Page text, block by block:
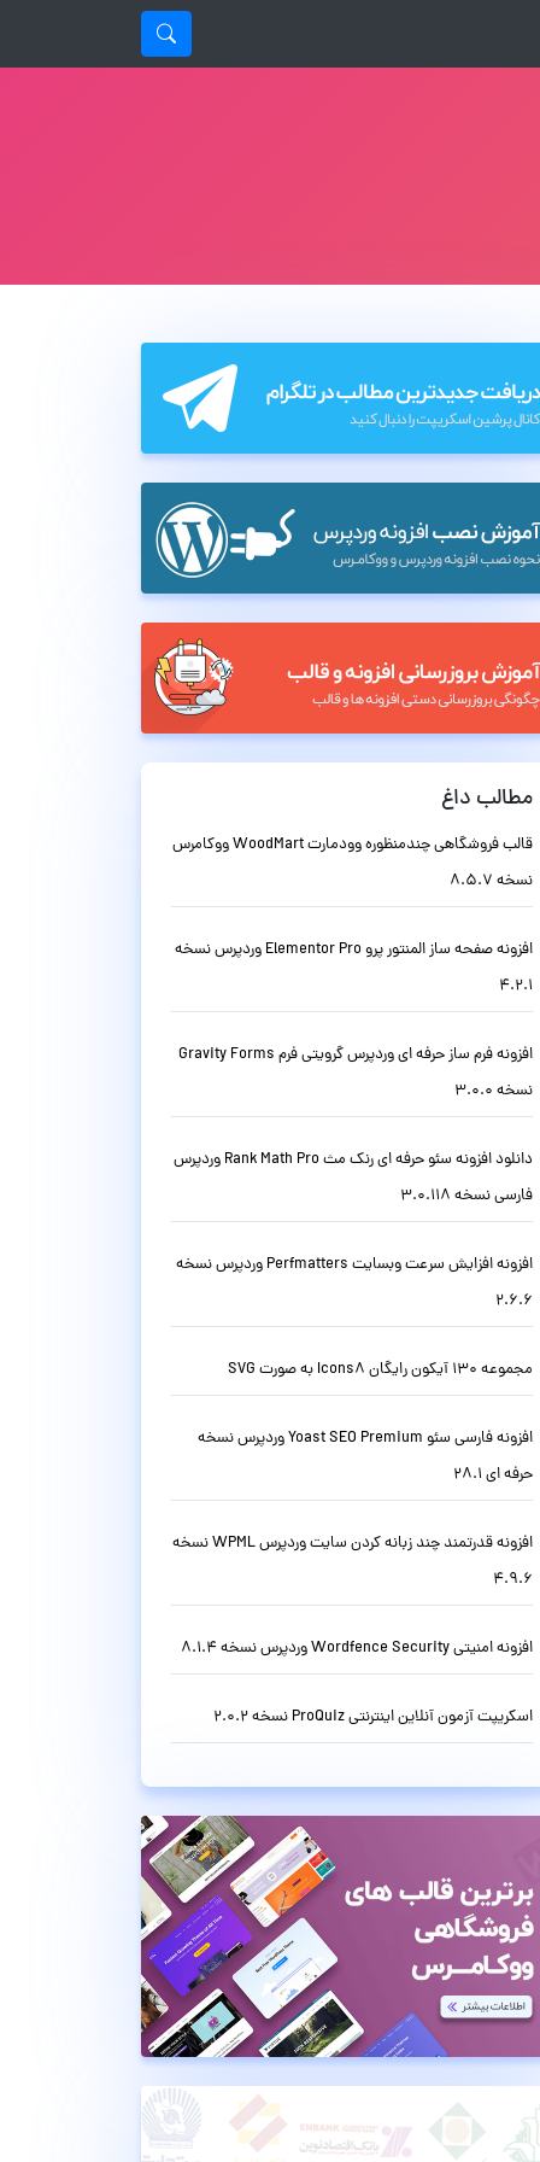
مطالب داغ
قالب فروشگاهی چندمنظوره وودمارت WoodMart ووکامرس
نسخه 8.5.7
افزونه صفحه ساز المنتور پرو Elementor Pro وردپرس نسخه
4.2.1
افزونه فرم ساز حرفه ای وردپرس گرویتی فرم Gravity Forms
نسخه 3.0.0
دانلود افزونه سئو حرفه ای رنک مث Rank Math Pro وردپرس
فارسی نسخه 3.0.118
افزونه افزایش سرعت وبسایت Perfmatters وردپرس نسخه
2.6.6
مجموعه 130 آیکون رایگان Icons8 به صورت SVG
افزونه فارسی سئو Yoast SEO Premium وردپرس نسخه
حرفه ای 28.1
افزونه قدرتمند چند زبانه کردن سایت وردپرس WPML نسخه
4.9.6
افزونه امنیتی Wordfence Security وردپرس نسخه 8.1.4
اسکریپت آزمون آنلاین اینترنتی ProQuiz نسخه 2.0.2